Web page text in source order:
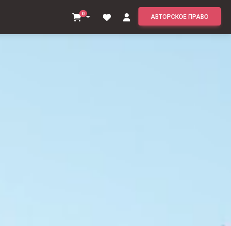
0 АВТОРСКОЕ ПРАВО